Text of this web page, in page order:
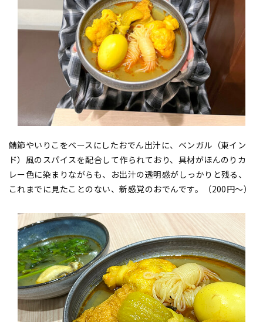
鯖節やいりこをベースにしたおでん出汁に、ベンガル（東イン
ド）風のスパイスを配合して作られており、具材がほんのりカ
レー色に染まりながらも、お出汁の透明感がしっかりと残る、
これまでに見たことのない、新感覚のおでんです。（200円〜）